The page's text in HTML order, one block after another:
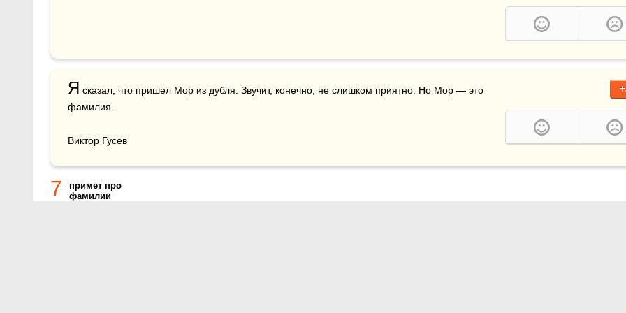
Я сказал, что пришел Мор из дубля. Звучит, конечно, не слишком приятно. Но Мор — это
фамилия.
Виктор Гусев
7
примет про
фамилии